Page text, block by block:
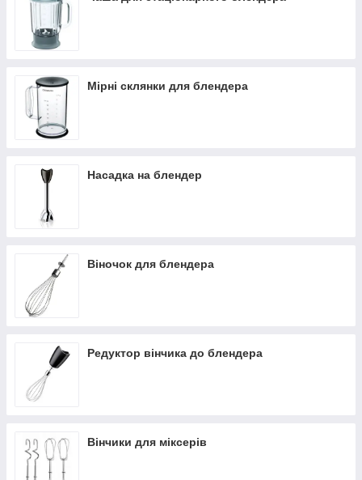
Мірні склянки для блендера
Насадка на блендер
Віночок для блендера
Редуктор вінчика до блендера
Вінчики для міксерів